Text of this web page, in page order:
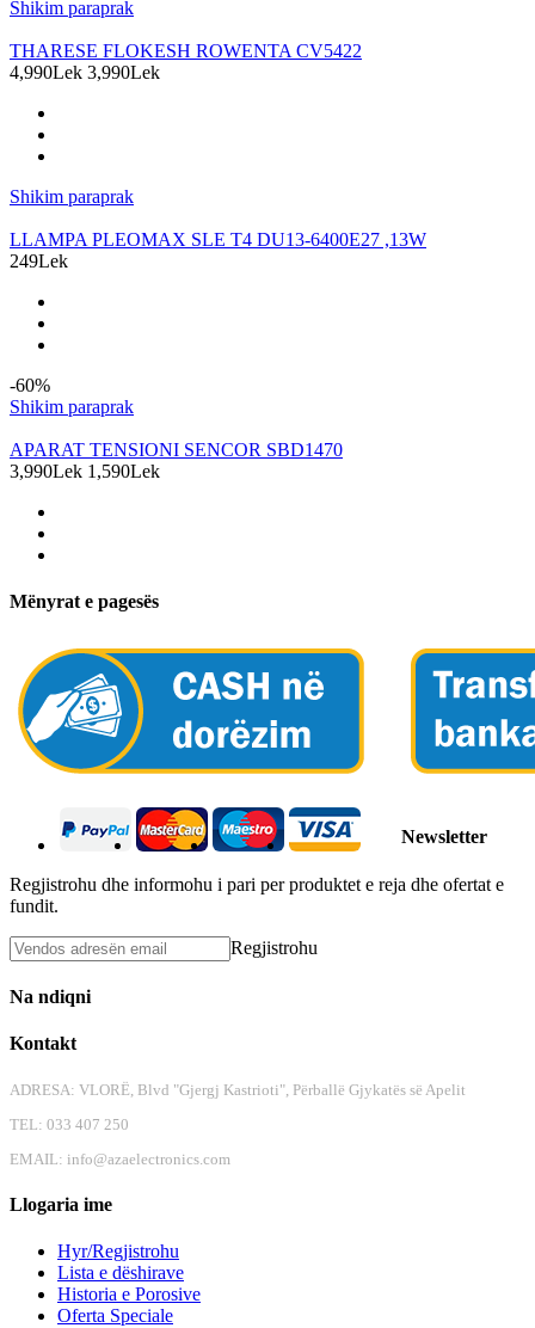
Shikim paraprak
THARESE FLOKESH ROWENTA CV5422
4,990Lek 3,990Lek
Shikim paraprak
LLAMPA PLEOMAX SLE T4 DU13-6400E27 ,13W
249Lek
-60%
Shikim paraprak
APARAT TENSIONI SENCOR SBD1470
3,990Lek 1,590Lek
Mënyrat e pagesës
Newsletter
Regjistrohu dhe informohu i pari per produktet e reja dhe ofertat e
fundit.
Regjistrohu
Na ndiqni
Kontakt
ADRESA: VLORË, Blvd "Gjergj Kastrioti", Përballë Gjykatës së Apelit
TEL: 033 407 250
EMAIL: info@azaelectronics.com
Llogaria ime
Hyr/Regjistrohu
Lista e dëshirave
Historia e Porosive
Oferta Speciale